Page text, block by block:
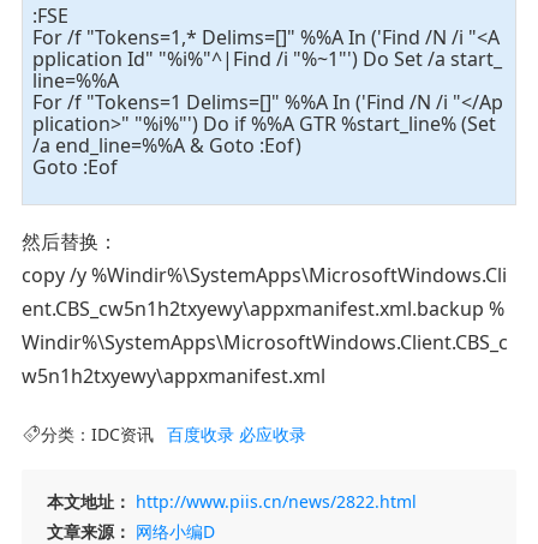
:FSE
For /f "Tokens=1,* Delims=[]" %%A In ('Find /N /i "<A
pplication Id" "%i%"^|Find /i "%~1"') Do Set /a start_
line=%%A
For /f "Tokens=1 Delims=[]" %%A In ('Find /N /i "</Ap
plication>" "%i%"') Do if %%A GTR %start_line% (Set
/a end_line=%%A & Goto :Eof)
Goto :Eof
然后替换：
copy /y %Windir%\SystemApps\MicrosoftWindows.Cli
ent.CBS_cw5n1h2txyewy\appxmanifest.xml.backup %
Windir%\SystemApps\MicrosoftWindows.Client.CBS_c
w5n1h2txyewy\appxmanifest.xml
分类： IDC资讯 百度收录 必应收录
本文地址： http://www.piis.cn/news/2822.html
文章来源： 网络小编D